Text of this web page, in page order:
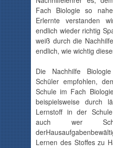
Fach Biologie so
Erlernte verstanden
endlich wieder richtig
weiß durch die
endlich, wie wichtig
Die Nachhilfe
Schüler empfohlen,
Schule im Fach
beispielsweise durch
Lernstoff in der
auch wer
der
Lernen des Stoffes zu